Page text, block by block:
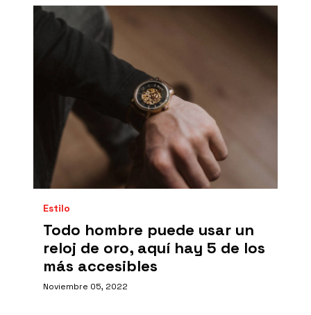
Estilo
Todo hombre puede usar un
reloj de oro, aquí hay 5 de los
más accesibles
Noviembre 05, 2022